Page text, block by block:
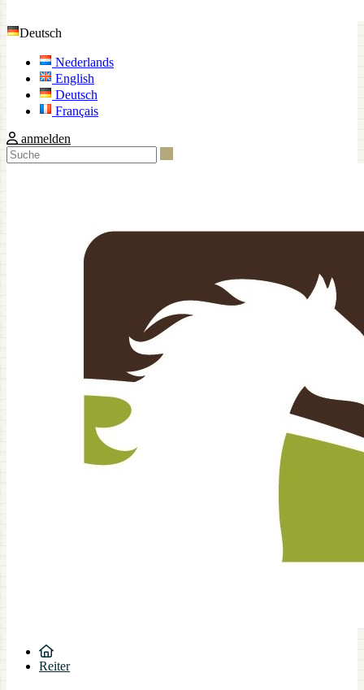
Deutsch
Nederlands
English
Deutsch
Français
anmelden
Reiter